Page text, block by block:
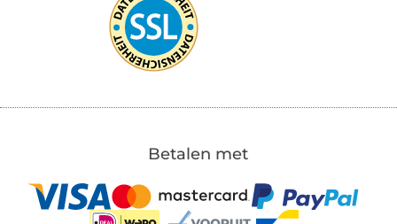
Betalen met